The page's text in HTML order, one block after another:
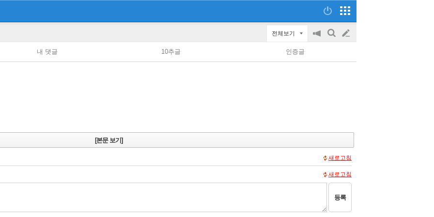
전체보기
공
on/off
검
글
쓰
내 댓글 10추글 인증글
[본문 보기]
새로고침
새로고침
등록